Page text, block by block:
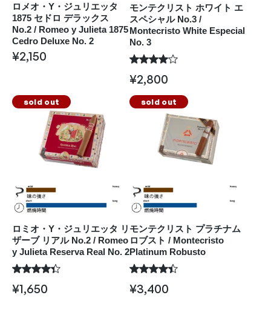
ロメオ・Y・ジュリエッタ
1875 セドロ デラックス
No.2 / Romeo y Julieta 1875
Cedro Deluxe No. 2
¥2,150
モンテクリスト ホワイト エ
スペシャル No.3 /
Montecristo White Especial
No. 3
¥2,800
sold out
ロミオ・Y・ジュリエッタ リ
ザーブ リアル No.2 / Romeo
y Julieta Reserva Real No. 2
¥1,650
sold out
モンテクリスト プラチナム
ロブスト / Montecristo
Platinum Robusto
¥3,400